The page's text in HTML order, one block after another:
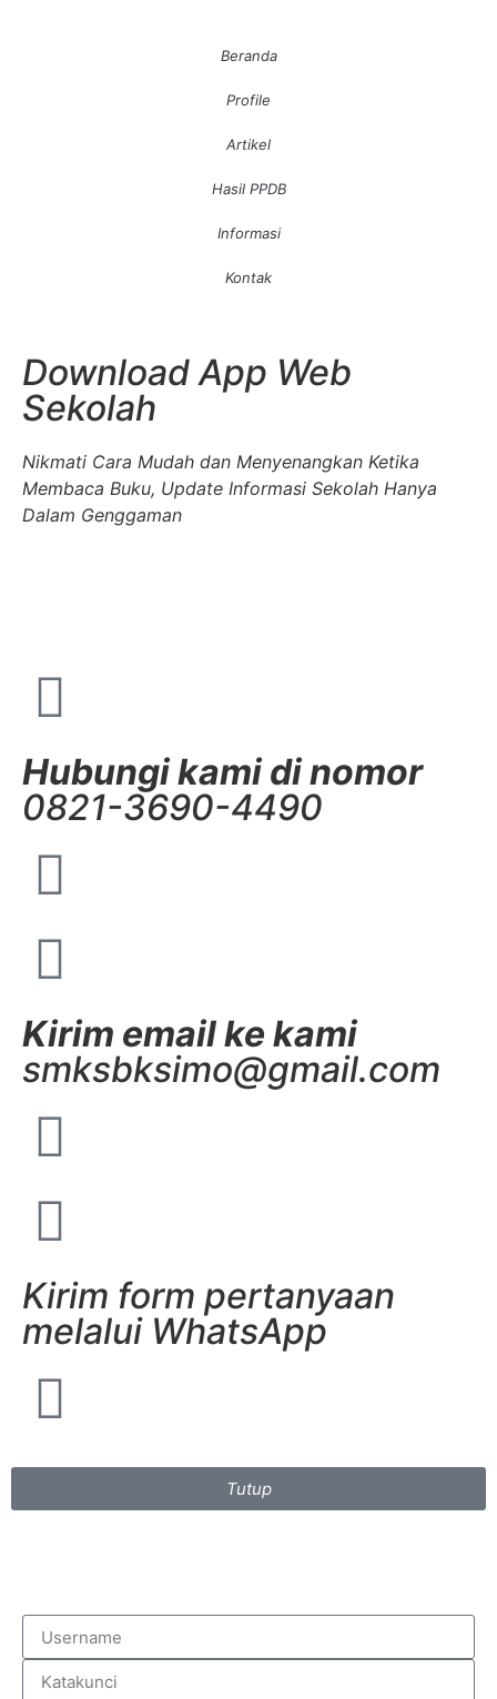
Beranda
Profile
Artikel
Hasil PPDB
Informasi
Kontak
Download App Web
Sekolah
Nikmati Cara Mudah dan Menyenangkan Ketika
Membaca Buku, Update Informasi Sekolah Hanya
Dalam Genggaman
Hubungi kami di nomor
0821-3690-4490
Kirim email ke kami
smksbksimo@gmail.com
Kirim form pertanyaan
melalui WhatsApp
Tutup